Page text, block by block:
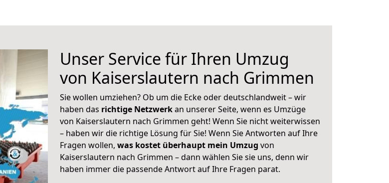
Unser Service für Ihren Umzug
von Kaiserslautern nach Grimmen
Sie wollen umziehen? Ob um die Ecke oder deutschlandweit – wir
haben das richtige Netzwerkan unserer Seite, wenn es Umzüge
von Kaiserslautern nach Grimmen geht! Wenn Sie nicht weiterwissen
– haben wir die richtige Lösung für Sie! Wenn Sie Antworten auf Ihre
Fragen wollen, was kostet überhaupt mein Umzug von
Kaiserslautern nach Grimmen – dann wählen Sie sie uns, denn wir
haben immer die passende Antwort auf Ihre Fragen parat.